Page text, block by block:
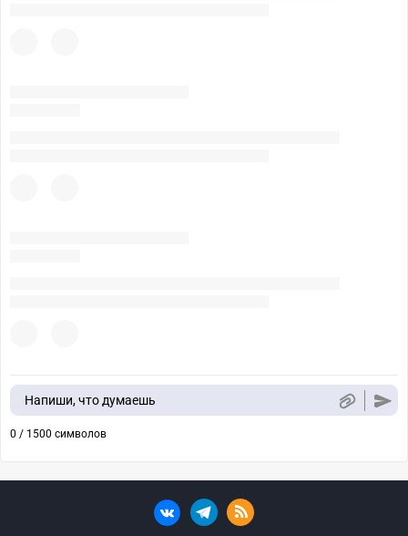
Напиши, что думаешь
0 / 1500 символов